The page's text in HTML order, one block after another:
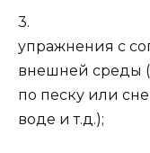
3.
упражнения с
внешней среды
по песку или
воде и т.д.);